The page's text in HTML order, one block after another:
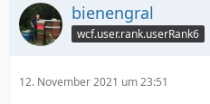
bienengral
wcf.user.rank.userRank6
12. November 2021 um 23:51